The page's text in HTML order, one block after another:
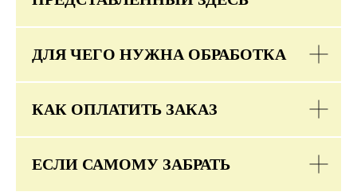
ДЛЯ ЧЕГО НУЖНА ОБРАБОТКА
КАК ОПЛАТИТЬ ЗАКАЗ
ЕСЛИ САМОМУ ЗАБРАТЬ